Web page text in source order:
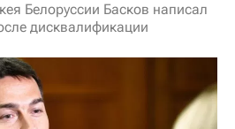
Белоруссии Басков написал
дисквалификации